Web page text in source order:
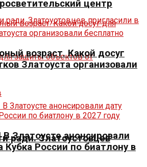
ради. Златоустовцев
центр
возраст. Какой досуг
Златоуста организовали
В Златоусте анонсировали
Кубка России по биатлону в